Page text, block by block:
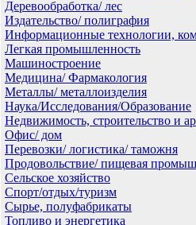
Деревообработка/ лес
Издательство/ полиграфия
Информационные технологии,
Легкая промышленность
Машиностроение
Медицина/ Фармакология
Металлы/ металлоизделия
Наука/Исследования/Образование
Недвижимость, строительство и
Офис/ дом
Перевозки/ логистика/ таможня
Продовольствие/ пищевая
Сельское хозяйство
Спорт/отдых/туризм
Сырье, полуфабрикаты
Топливо и энергетика